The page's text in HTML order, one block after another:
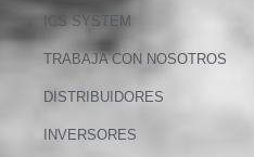
ICS SYSTEM
TRABAJA CON NOSOTROS
DISTRIBUIDORES
INVERSORES